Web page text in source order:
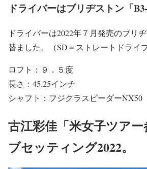
ドライバーはブリヂストン「B3-
ドライバーは2022年７月発売のブリ
替ました。（SD＝ストレートドライブ
ロフト：９．５度
長さ：45.25インチ
シャフト：フジクラスピーダーNX50
古江彩佳「米女子ツア
ブセッティング2022。